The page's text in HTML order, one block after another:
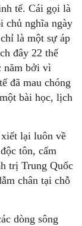
tế. Cái gọi là
chủ nghĩa ngày
là một sự áp
đây 22 thế
năm bởi vì
đã mau chóng
bài học, lịch
xiết lại luôn về
tôn, cấm
trị Trung Quốc
chân tại chỗ
dòng sông